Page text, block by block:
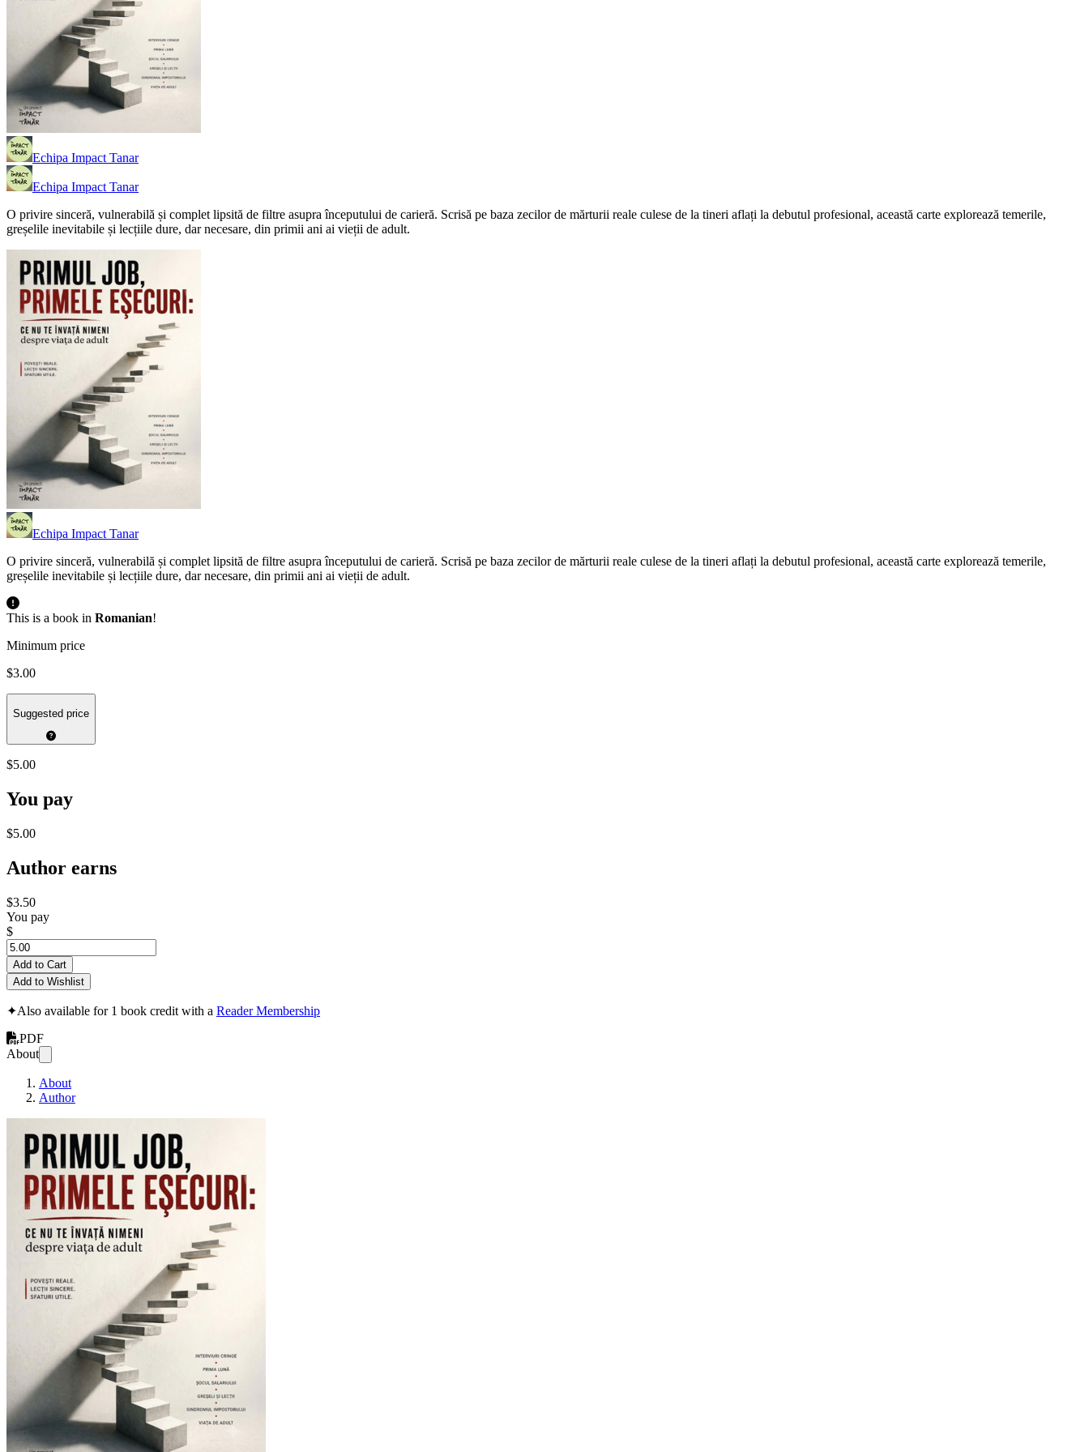
Echipa Impact Tanar
Echipa Impact Tanar
O privire sinceră, vulnerabilă și complet lipsită de filtre asupra începutului de carieră. Scrisă pe baza zecilor de mărturii reale culese de la tineri aflați la debutul profesional, această carte explorează temerile,
greșelile inevitabile și lecțiile dure, dar necesare, din primii ani ai vieții de adult.
Echipa Impact Tanar
O privire sinceră, vulnerabilă și complet lipsită de filtre asupra începutului de carieră. Scrisă pe baza zecilor de mărturii reale culese de la tineri aflați la debutul profesional, această carte explorează temerile,
greșelile inevitabile și lecțiile dure, dar necesare, din primii ani ai vieții de adult.
This is a book in Romanian!
Minimum price
$3.00
Suggested price
$5.00
You pay
$5.00
Author earns
$3.50
You pay
$
Add to Cart
Add to Wishlist
✦Also available for 1 book credit with a Reader Membership
PDF
About
About
Author